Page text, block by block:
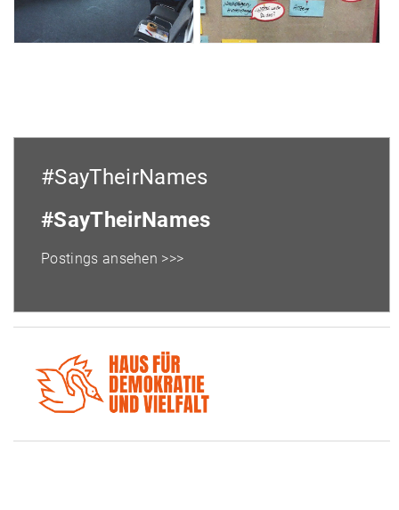
#SayTheirNames
#SayTheirNames
Postings ansehen >>>